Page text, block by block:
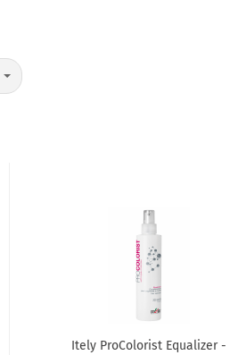
Itely ProColorist Equalizer -